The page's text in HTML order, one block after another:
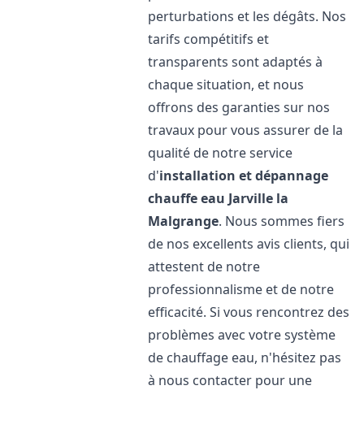
perturbations et les dégâts. Nos
tarifs compétitifs et
transparents sont adaptés à
chaque situation, et nous
offrons des garanties sur nos
travaux pour vous assurer de la
qualité de notre service
d'installation et dépannage
chauffe eau Jarville la
Malgrange. Nous sommes fiers
de nos excellents avis clients, qui
attestent de notre
professionnalisme et de notre
efficacité. Si vous rencontrez des
problèmes avec votre système
de chauffage eau, n'hésitez pas
à nous contacter pour une